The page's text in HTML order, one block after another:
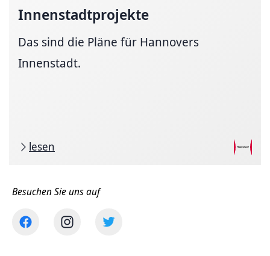
Innenstadtprojekte
Das sind die Pläne für Hannovers
Innenstadt.
lesen
Besuchen Sie uns auf